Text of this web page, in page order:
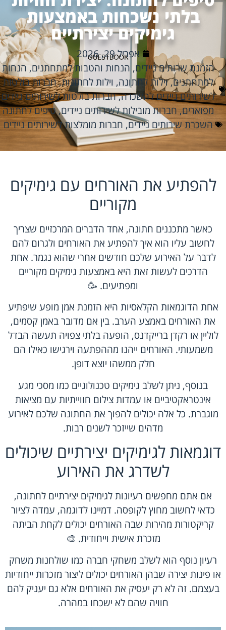
בלתי נשכחות באמצעות
גימיקים יצירתיים
אפריל 29, 2026
הזמנת שרותים ניידים, הנחות והטבות למתחתנים, הנחות
למתחתנים,וילות לחתונה, וילות לחתונות,חברות בולטות
לשירותים ניידים להשכרה,חברות בולטות לשירותים ניידים
מפוארים, חברות מובילות לשירותים ניידים,טיפים לחתונה
השכרת שירותים ניידים, חברות מומלצות לשירותים ניידים
להפתיע את האורחים עם גימיקים
מקוריים
כאשר מתכננים חתונה, אחד הדברים המרכזיים שצריך
לחשוב עליו הוא איך להפתיע את האורחים ולגרום להם
לדבר על האירוע שלכם חודשים אחרי שהוא נגמר. אחת
הדרכים לעשות זאת היא באמצעות גימיקים מקוריים
ומפתיעים. 🥳
אחת הדוגמאות הקלאסיות היא הזמנת אמן מופע שיפתיע
את האורחים באמצע הערב. בין אם מדובר באמן קסמים,
לוליין או רקדן ברייקדנס, הופעה בלתי צפויה תעשה הבדל
משמעותי. האורחים ייהנו מההפתעה וירגישו כאילו הם
חלק ממשהו יוצא דופן.
בנוסף, ניתן לשלב גימיקים טכנולוגיים כמו מסכי מגע
אינטראקטיביים או עמדות צילום חווייתיות עם מציאות
מוגברת. כל אלה יכולים להפוך את החתונה שלכם לאירוע
מדהים שייזכר לשנים רבות.
דוגמאות לגימיקים יצירתיים שיכולים
לשדרג את האירוע
אם אתם מחפשים רעיונות לגימיקים יצירתיים לחתונה,
כדאי לחשוב מחוץ לקופסה. דמיינו לדוגמה, עמדה לציור
קריקטורות מהירות שבה האורחים יכולים לקחת הביתה
מזכרת אישית וייחודית. 🎨
רעיון נוסף הוא לשלב משחקי חברה כמו שולחנות משחק
או פינות יצירה שבהן האורחים יכולים ליצור מזכרות ייחודיות
בעצמם. זה לא רק יעסיק את האורחים אלא גם יעניק להם
חוויה שהם לא ישכחו במהרה.